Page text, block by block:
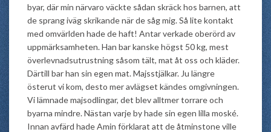
byar, där min närvaro väckte sådan skräck hos barnen, att
de sprang iväg skrikande när de såg mig. Så lite kontakt
med omvärlden hade de haft! Antar verkade oberörd av
uppmärksamheten. Han bar kanske högst 50 kg, mest
överlevnadsutrustning såsom tält, mat åt oss och kläder.
Därtill bar han sin egen mat. Majsstjälkar. Ju längre
österut vi kom, desto mer avlägset kändes omgivningen.
Vi lämnade majsodlingar, det blev alltmer torrare och
byarna mindre. Nästan varje by hade sin egen lilla moské.
Innan avfärd hade Amin förklarat att de åtminstone ville